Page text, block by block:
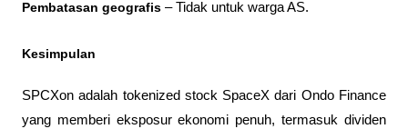
Pembatasan geografis – Tidak untuk warga AS.
Kesimpulan
SPCXon adalah tokenized stock SpaceX dari Ondo Finance
yang memberi eksposur ekonomi penuh, termasuk dividen